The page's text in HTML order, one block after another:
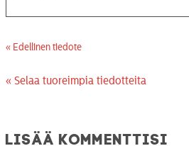
« Edellinen tiedote
« Selaa tuoreimpia tiedotteita
Lisää kommenttisi